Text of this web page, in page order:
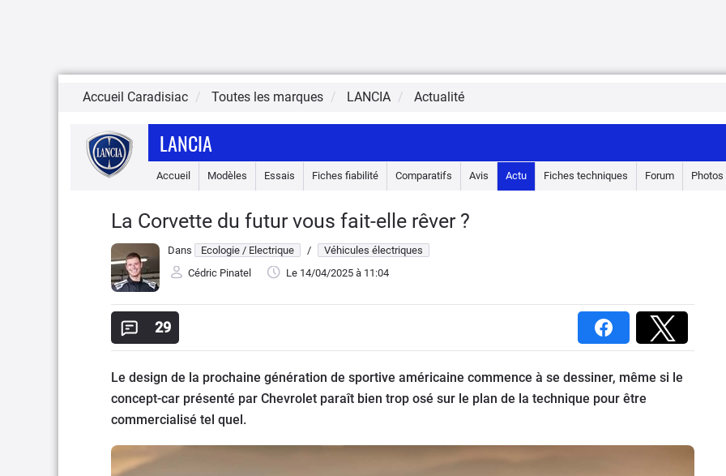
Accueil Caradisiac Toutes les marques LANCIA Actualité
LANCIA
Accueil Modèles Essais Fiches fiabilité Comparatifs Avis Actu Fiches techniques Forum Photos
La Corvette du futur vous fait-elle rêver ?
Dans Ecologie / Electrique /
Véhicules électriques
Cédric Pinatel
Le 14/04/2025 à 11:04
29
Le design de la prochaine génération de sportive américaine commence à se dessiner, même si le
concept-car présenté par Chevrolet paraît bien trop osé sur le plan de la technique pour être
commercialisé tel quel.